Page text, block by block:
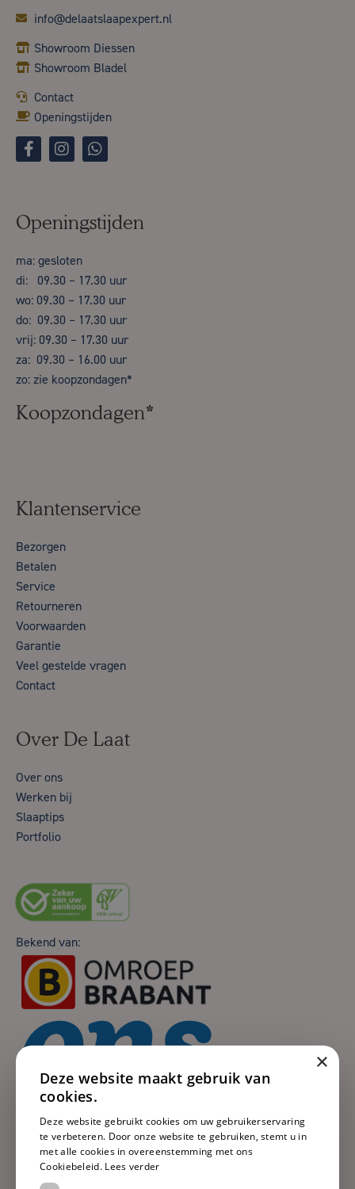
info@delaatslaapexpert.nl
Showroom Diessen
Showroom Bladel
Contact
Openingstijden
Openingstijden
ma: gesloten
di: 09.30 – 17.30 uur
wo: 09.30 – 17.30 uur
do: 09.30 – 17.30 uur
vrij: 09.30 – 17.30 uur
za: 09.30 – 16.00 uur
zo: zie koopzondagen*
Koopzondagen*
Klantenservice
Bezorgen
Betalen
Service
Retourneren
Voorwaarden
Garantie
Veel gestelde vragen
Contact
Over De Laat
Over ons
Werken bij
Slaaptips
Portfolio
Bekend van:
×
Deze website maakt gebruik van
cookies.
Deze website gebruikt cookies om uw gebruikerservaring
te verbeteren. Door onze website te gebruiken, stemt u in
met alle cookies in overeenstemming met ons
Cookiebeleid. Lees verder